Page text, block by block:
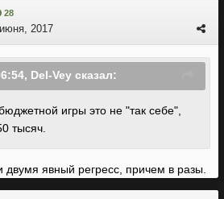
28
2017
Del-Vey сказал:
игры это не "так себе",
тысяч.
явный регресс, причем в разы.